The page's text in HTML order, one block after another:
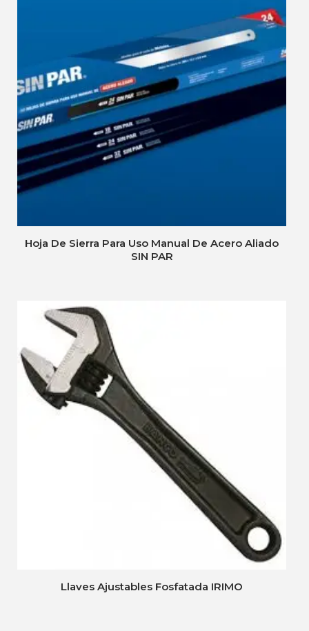
Hoja De Sierra Para Uso Manual De Acero Aliado
SIN PAR
Llaves Ajustables Fosfatada IRIMO